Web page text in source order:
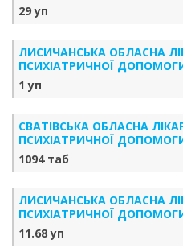
29 уп
ЛИСИЧАНСЬКА ОБЛАСНА
ПСИХІАТРИЧНОЇ
1 уп
СВАТІВСЬКА ОБЛАСНА
ПСИХІАТРИЧНОЇ
1094 таб
ЛИСИЧАНСЬКА ОБЛАСНА
ПСИХІАТРИЧНОЇ
11.68 уп